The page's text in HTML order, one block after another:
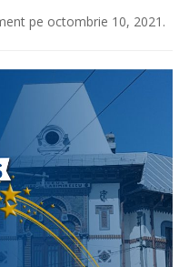
pe octombrie 10, 2021 .